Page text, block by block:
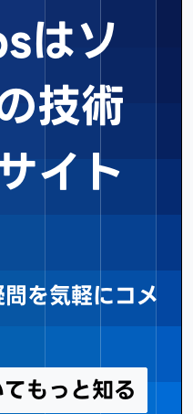
はソ
技術
イト
を気軽にコメ
もっと知る